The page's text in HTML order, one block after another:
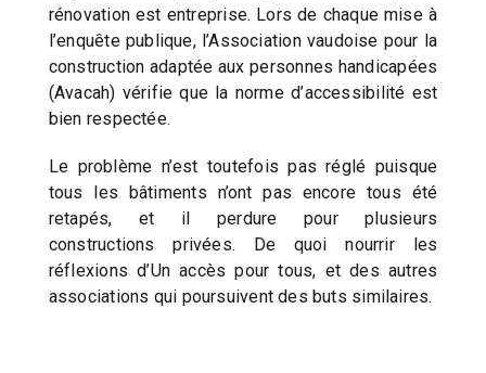
rénovation est entreprise. Lors de chaque mise à
l’enquête publique, l’Association vaudoise pour la
construction adaptée aux personnes handicapées
(Avacah) vérifie que la norme d’accessibilité est
bien respectée.
Le problème n’est toutefois pas réglé puisque
tous les bâtiments n’ont pas encore tous été
retapés, et il perdure pour plusieurs
constructions privées. De quoi nourrir les
réflexions d’Un accès pour tous, et des autres
associations qui poursuivent des buts similaires.